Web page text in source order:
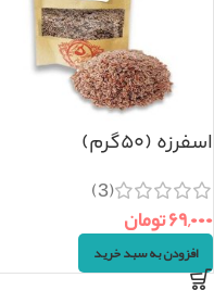
اسفرزه (۵۰گرم)
(3)
۶۹,۰۰۰تومان
افزودن به سبد خرید